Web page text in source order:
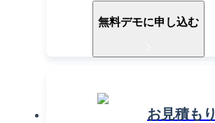
無料デモに申し込む
お見積もり